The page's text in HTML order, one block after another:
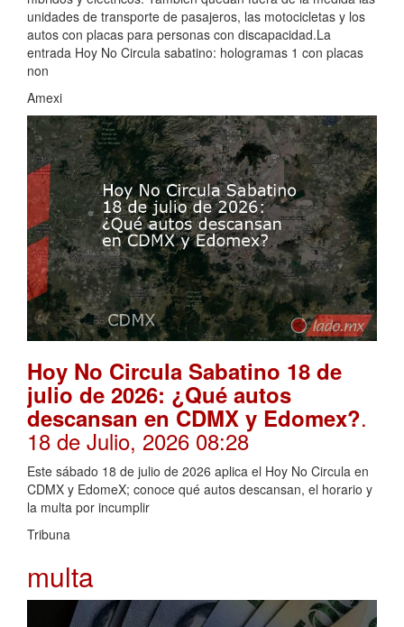
unidades de transporte de pasajeros, las motocicletas y los
autos con placas para personas con discapacidad.La
entrada Hoy No Circula sabatino: hologramas 1 con placas
non
Amexi
Hoy No Circula Sabatino 18 de
julio de 2026: ¿Qué autos
descansan en CDMX y Edomex?.
18 de Julio, 2026 08:28
Este sábado 18 de julio de 2026 aplica el Hoy No Circula en
CDMX y EdomeX; conoce qué autos descansan, el horario y
la multa por incumplir
Tribuna
multa